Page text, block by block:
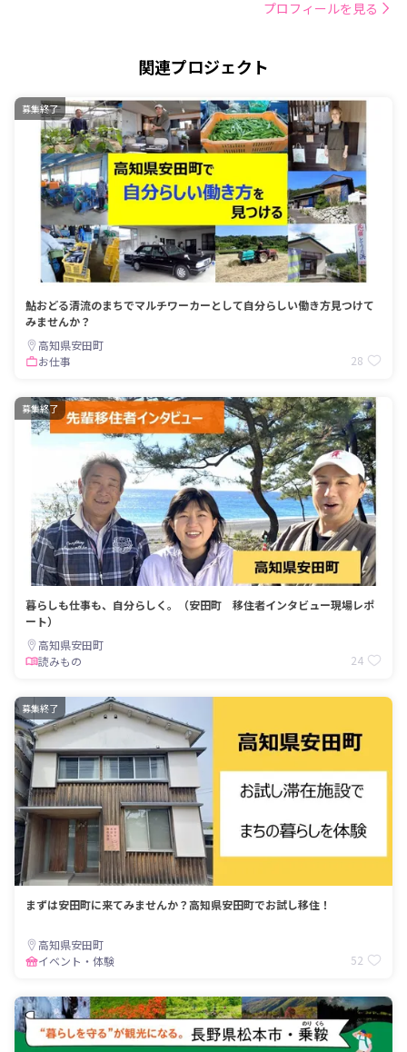
プロフィールを見る
関連プロジェクト
募集終了
鮎おどる清流のまちでマルチワーカーとして自分らしい働き方見つけて
みませんか？
高知県安田町
お仕事
28
募集終了
暮らしも仕事も、自分らしく。（安田町 移住者インタビュー現場レポ
ート）
高知県安田町
読みもの
24
募集終了
まずは安田町に来てみませんか？高知県安田町でお試し移住！
高知県安田町
イベント・体験
52